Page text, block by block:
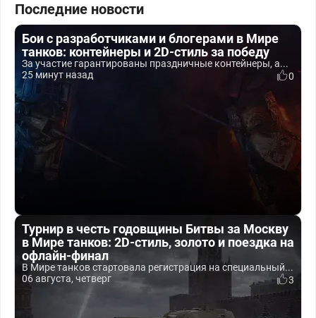
Последние новости
Бои с разработчиками и блогерами в Мире
танков: контейнеры и 2D-стиль за победу
За участие гарантированы праздничные контейнеры, а...
25 минут назад
0
Турнир в честь годовщины Битвы за Москву
в Мире танков: 2D-стиль, золото и поездка на
офлайн-финал
В Мире танков стартовала регистрация на специальный...
06 августа, четверг
3